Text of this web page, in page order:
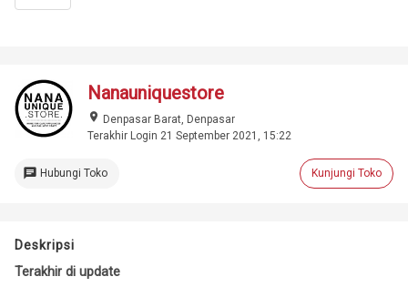
Nanauniquestore
place Denpasar Barat, Denpasar
Terakhir Login 21 September 2021, 15:22
chat Hubungi Toko Kunjungi Toko
Deskripsi
Terakhir di update